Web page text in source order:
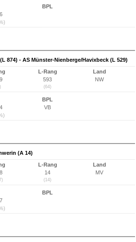
BPL
874) - AS Münster-Nienberge/Havixbeck (L 529)
L-Rang
593
(64)
Land
NW
BPL
VB
(A 14)
L-Rang
14
(14)
Land
MV
BPL